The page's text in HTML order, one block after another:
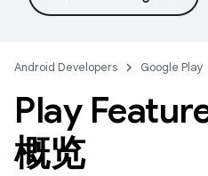
Android Developers Google Play
Play
概览